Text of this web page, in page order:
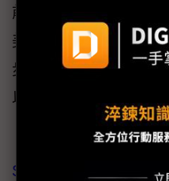
前不僅是直接以領投
美元的上市前私募股
步拆解Agility的股權結
以發現與鴻海頗具淵
（SoftBank Vision
SK海力士招募新鮮